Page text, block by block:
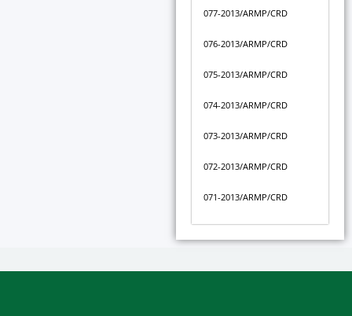
077-2013/ARMP/CRD
076-2013/ARMP/CRD
075-2013/ARMP/CRD
074-2013/ARMP/CRD
073-2013/ARMP/CRD
072-2013/ARMP/CRD
071-2013/ARMP/CRD